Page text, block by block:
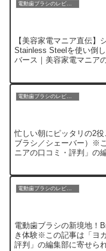
電動歯ブラシのレビュー
【美容家電マニア直伝
Stainless Steelを使い倒
バース｜美容家電マニア
忙しい朝にピッタリの2
ブラシ／シェーバー）※
ニアの口コミ・評判」の
電動歯ブラシの新境地！
き体験※この記事は「ヨ
評判」の編集部に寄せら